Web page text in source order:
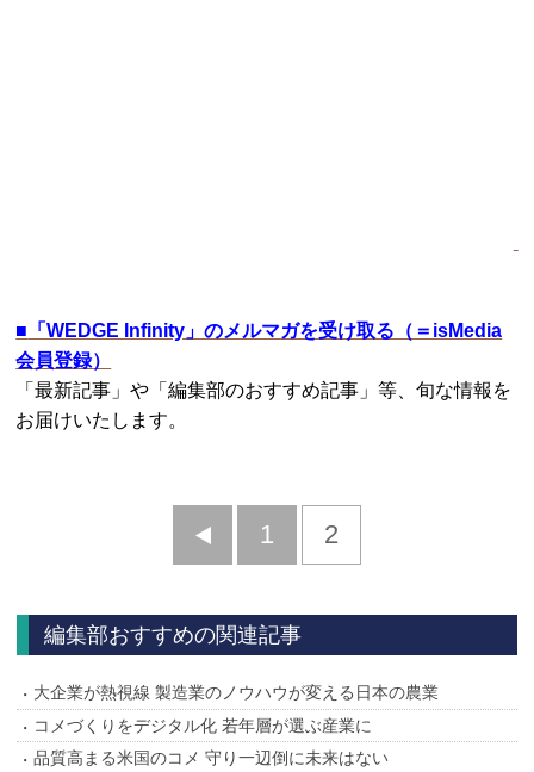
■ 「WEDGE Infinity」のメルマガを受け取る（＝isMedia
会員登録）
「最新記事」や「編集部のおすすめ記事」等、旬な情報を
お届けいたします。
前
1 2
編集部おすすめの関連記事
大企業が熱視線 製造業のノウハウが変える日本の農業
コメづくりをデジタル化 若年層が選ぶ産業に
品質高まる米国のコメ 守り一辺倒に未来はない